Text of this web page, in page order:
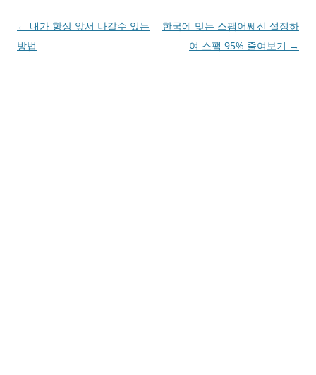
Post
navigation
← 내가 항상 앞서 나갈수 있는
방법
한국에 맞는 스팸어쎄신 설정하
여 스팸 95% 줄여보기 →